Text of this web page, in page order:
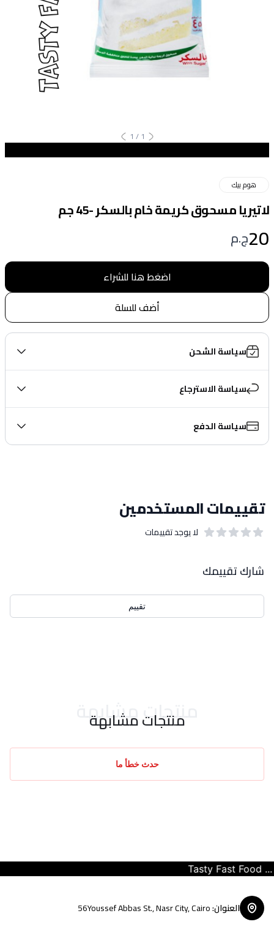
1
/
1
هوم بيك
لاتيريا مسحوق كريمة خام بالسكر -45 جم
20ج.م
اضغط هنا للشراء
أضف للسلة
سياسة الشحن
سياسة الاسترجاع
سياسة الدفع
تقييمات المستخدمين
لا يوجد تقييمات
شارك تقييمك
تقييم
منتجات مشابهة
منتجات مشابهة
حدث خطأ ما
Tasty Fast Food ...
العنوان:
56Youssef Abbas St., Nasr City, Cairo